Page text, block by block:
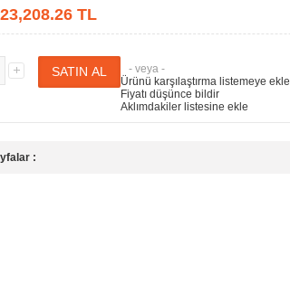
23,208.26 TL
- veya -
Ürünü karşılaştırma listemeye ekle
Fiyatı düşünce bildir
Aklımdakiler listesine ekle
: